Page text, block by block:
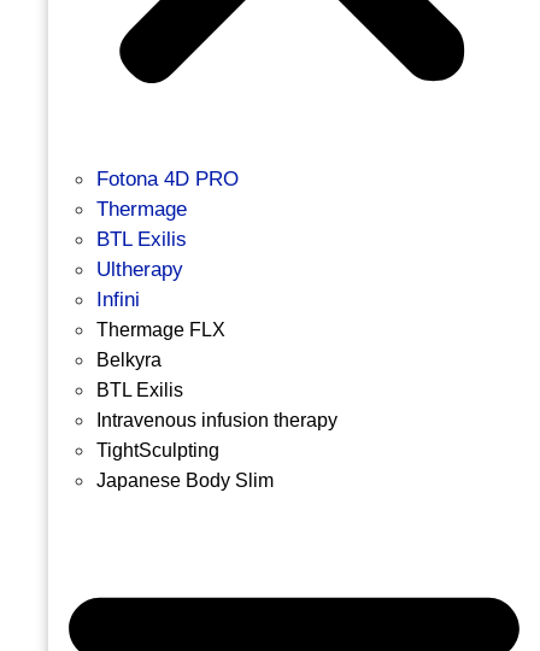
Fotona 4D PRO
Thermage
BTL Exilis
Ultherapy
Infini
Thermage FLX
Belkyra
BTL Exilis
Intravenous infusion therapy
TightSculpting
Japanese Body Slim